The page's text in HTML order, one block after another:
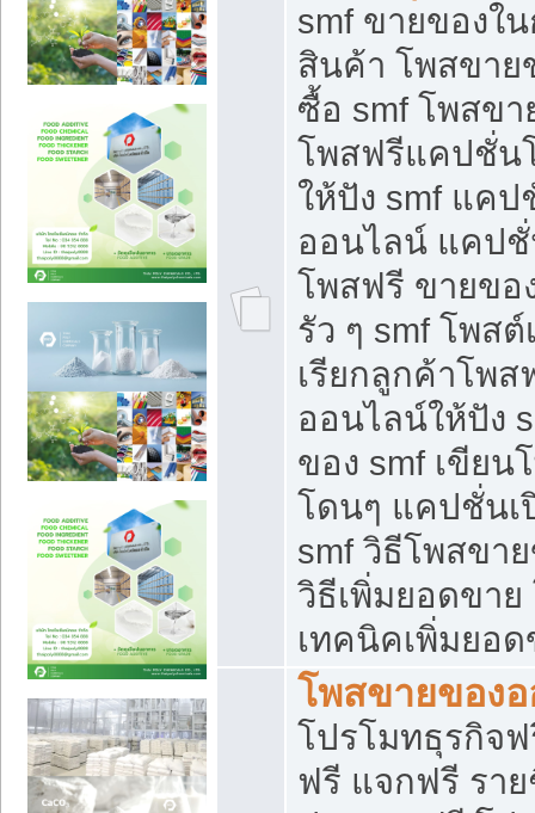
smf ขายของใ
สินค้า โพสขาย
ซื้อ smf โพสข
โพสฟรีแคปชั่น
ให้ปัง smf แค
ออนไลน์ แคป
โพสฟรี ขายขอ
รัว ๆ smf โพส
เรียกลูกค้าโพส
ออนไลน์ให้ปัง
ของ smf เขียน
โดนๆ แคปชั่นเ
smf วิธีโพสขา
วิธีเพิ่มยอดขาย
เทคนิคเพิ่มยอด
โพสขายของ
โปรโมทธุรกิจ
ฟรี แจกฟรี ราย